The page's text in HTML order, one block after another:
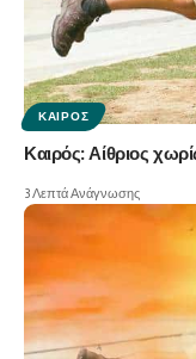
ΚΑΙΡΌΣ
Καιρός: Αίθριος
3 Λεπτά Ανάγνωσης